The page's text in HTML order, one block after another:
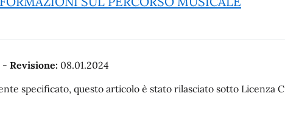
- Revisione: 08.01.2024
specificato, questo articolo è stato rilasciato sotto Licenza